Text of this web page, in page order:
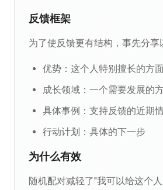
反馈框架
为了使反馈更有结构，事先分享
优势：这个人特别擅长的方
成长领域：一个需要发展的
具体事例：支持反馈的近期
行动计划：具体的下一步
为什么有效
随机配对减轻了"我可以给这个